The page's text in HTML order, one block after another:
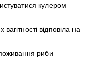
кулером
відповіла на
риби